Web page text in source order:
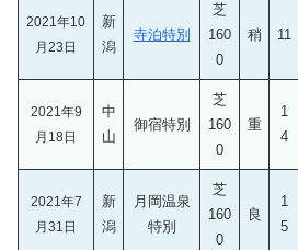
2021年10
月23日
新
潟
寺泊特別
芝
160
0
稍 11
2021年9
月18日
中
山
御宿特別
芝
160
0
重
1
4
2021年7
月31日
新
潟
月岡温泉
特別
芝
160
0
良
1
5